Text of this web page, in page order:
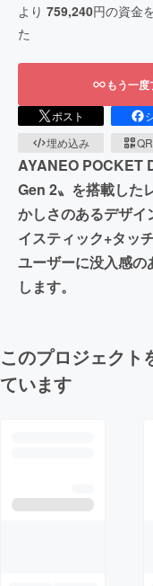
より 759,240円の資金
た
もう一
ポスト
埋め込み
AYANEO POCKET
Gen 2〟を搭載した
かしさのあるデザイ
イスティック+タッ
ユーザーに没入感
します。
このプロジェクト
ています